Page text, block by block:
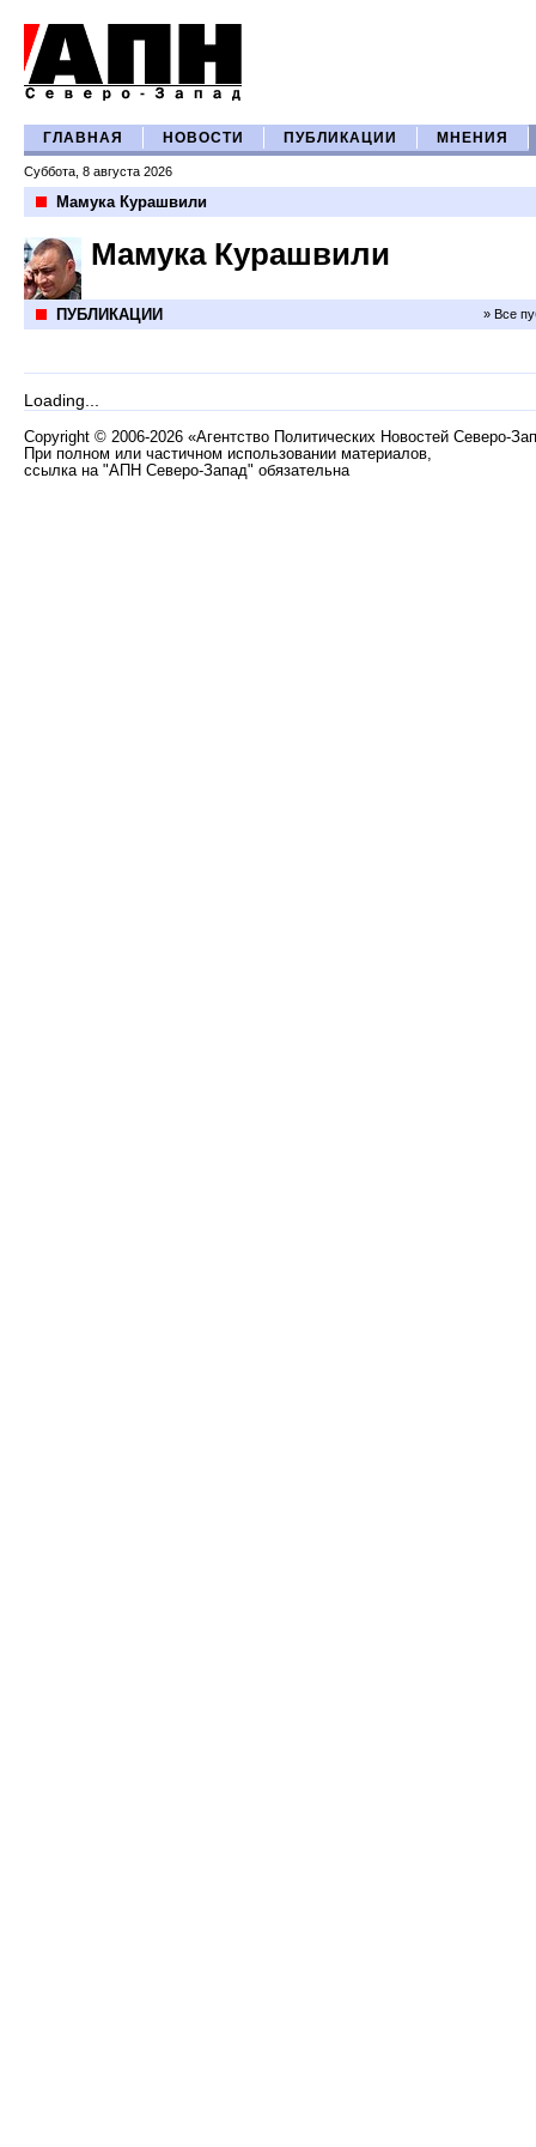
ГЛАВНАЯ НОВОСТИ ПУБЛИКАЦИИ МНЕНИЯ
Суббота, 8 августа 2026
Мамука Курашвили
Мамука Курашвили
ПУБЛИКАЦИИ » Все
Loading...
Copyright © 2006-2026 «Агентство Политических Новостей Северо-
При полном или частичном использовании материалов,
ссылка на "АПН Северо-Запад" обязательна